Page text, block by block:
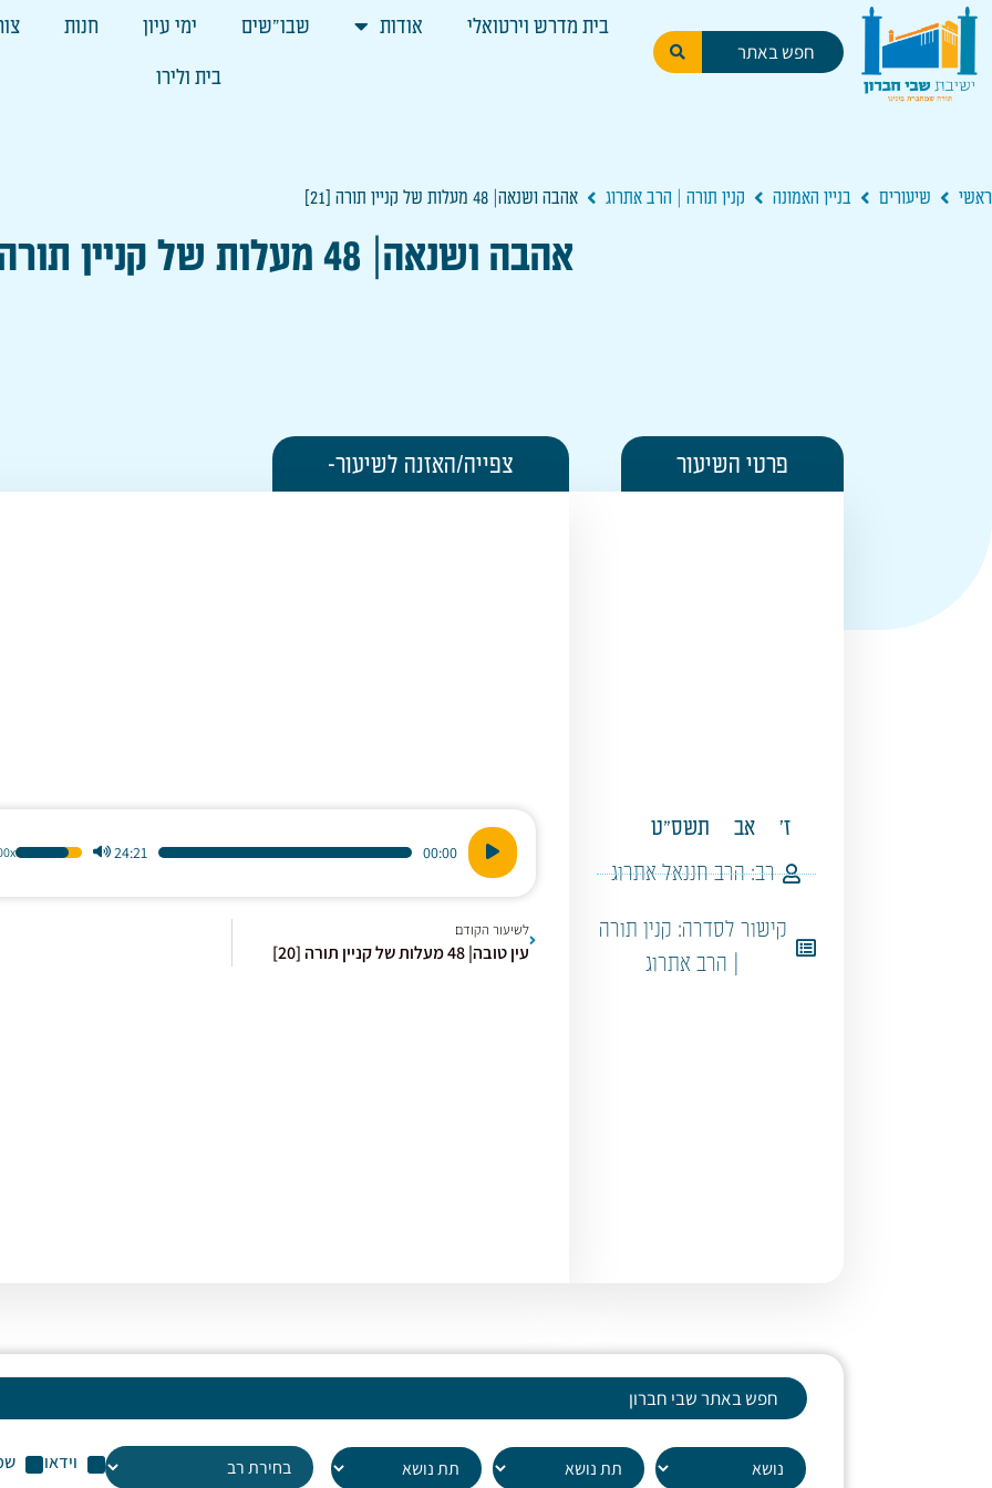
בית מדרש וירטואלי אודות שבו"שים ימי עיון חנות
בית ולירו
ראשי שיעורים בניין האמונה קנין תורה | הרב אתרוג אהבה ושנאה| 48 מעלות של קניין תורה [21]
אהבה ושנאה| 48 מעלות של קניין תורה [21]
פרטי השיעור
ז' אב
תשס"ט
רב: הרב חננאל אתרוג
קישור לסדרה: קנין תורה
| הרב אתרוג
צפייה/האזנה לשיעור-
נגן
אודיו
00:00
24:21
1.00x
לשיעור הקודם
עין טובה| 48 מעלות של קניין תורה [20]
וידאו